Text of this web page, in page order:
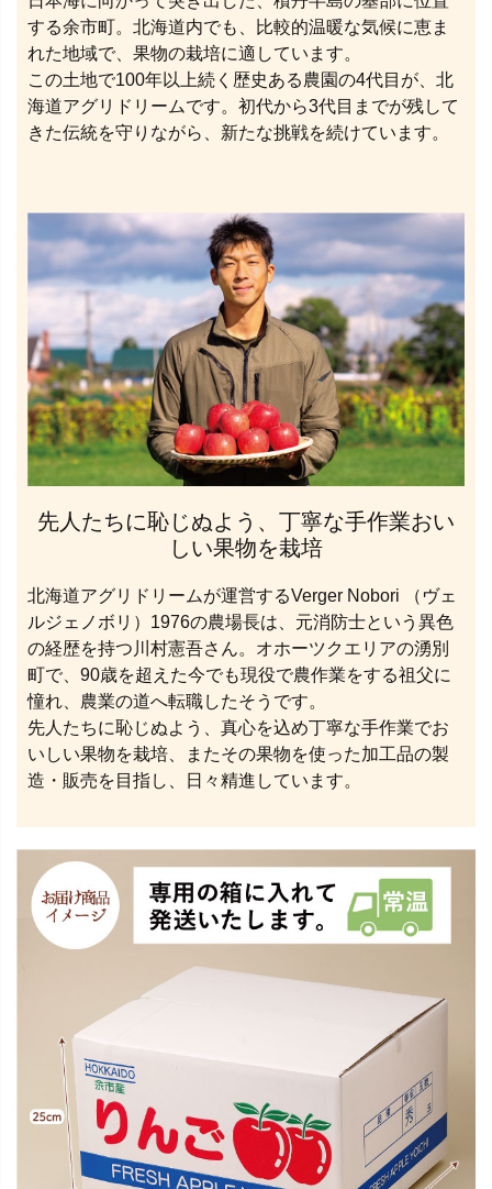
する余市町。北海道内でも、比較的温暖な気候に恵ま
れた地域で、果物の栽培に適しています。
この土地で100年以上続く歴史ある農園の4代目が、北
海道アグリドリームです。初代から3代目までが残して
きた伝統を守りながら、新たな挑戦を続けています。
先人たちに恥じぬよう、丁寧な手作業おい
しい果物を栽培
北海道アグリドリームが運営するVerger Nobori （ヴェ
ルジェノボリ）1976の農場長は、元消防士という異色
の経歴を持つ川村憲吾さん。オホーツクエリアの湧別
町で、90歳を超えた今でも現役で農作業をする祖父に
憧れ、農業の道へ転職したそうです。
先人たちに恥じぬよう、真心を込め丁寧な手作業でお
いしい果物を栽培、またその果物を使った加工品の製
造・販売を目指し、日々精進しています。